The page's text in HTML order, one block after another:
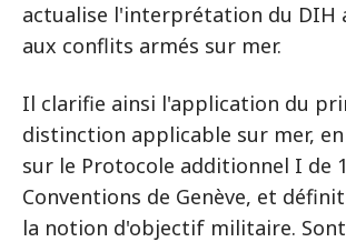
actualise l'interprétation du DIH
aux conflits armés sur mer.
Il clarifie ainsi l'application du
distinction applicable sur mer,
sur le Protocole additionnel I de
Conventions de Genève, et
la notion d'objectif militaire.